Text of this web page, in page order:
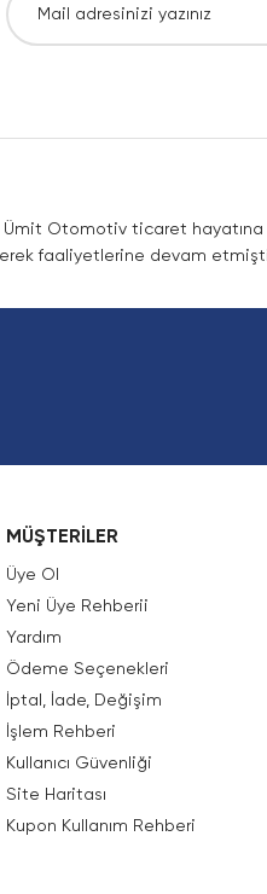
Ümit Otomotiv ticaret
faaliyetlerine devam
MÜŞTERİLER
Üye Ol
Yeni Üye Rehberii
Yardım
Ödeme Seçenekleri
İptal, İade, Değişim
İşlem Rehberi
Kullanıcı Güvenliği
Site Haritası
Kupon Kullanım Rehberi